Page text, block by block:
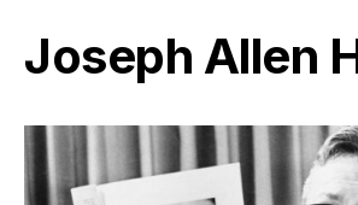
Joseph Allen